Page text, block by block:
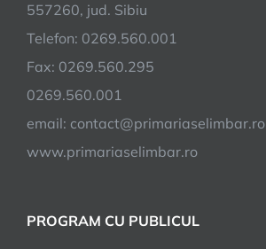
557260, jud. Sibiu
Telefon: 0269.560.001
Fax: 0269.560.295
0269.560.001
email: contact@primariaselimbar.ro
www.primariaselimbar.ro
PROGRAM CU PUBLICUL